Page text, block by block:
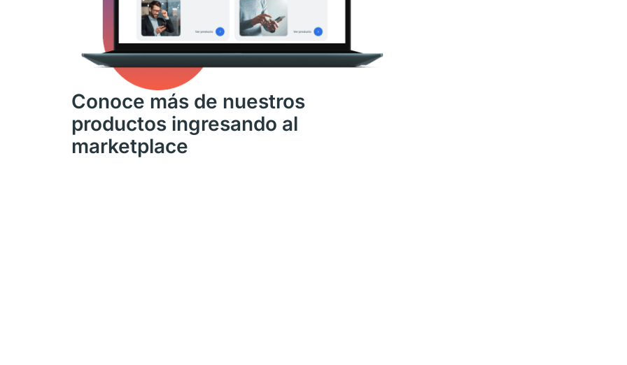
Conoce más de nuestros
productos ingresando al
marketplace